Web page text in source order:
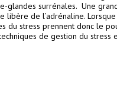
glandes surrénales. Une
libère de l’adrénaline.
du stress prennent donc le
de gestion du